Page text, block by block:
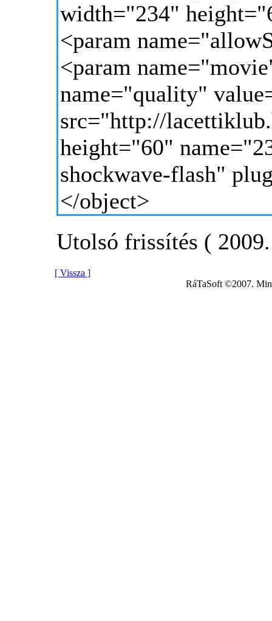
width="234"
<param
<param
name="quality"
src="http://
height="60"
shockwave-flash"
</object>
Utolsó frissítés (
[ Vissza ]
RáTaSoft ©2007.